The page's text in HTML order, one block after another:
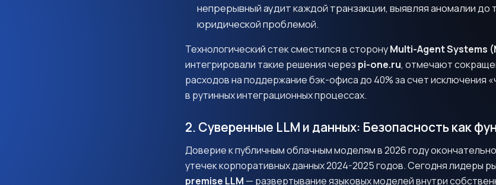
непрерывный аудит каждой транзакции, выявляя аномалии до
юридической проблемой.
Технологический стек сместился в сторонуMulti-Agent Systems
интегрировали такие решения через pi-one.ru, отмечают
расходов на поддержание бэк-офиса до 40% за счет исключения
в рутинных интеграционных процессах.
2. Суверенные LLM и данных: Безопасность как
Доверие к публичным облачным моделям в 2026 году
утечек корпоративных данных 2024-2025 годов. Сегодня лидеры
premise LLM — развертывание языковых моделей внутри